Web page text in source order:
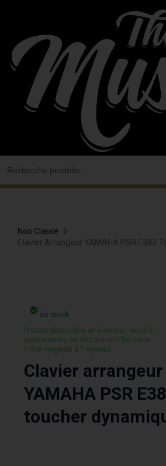
contenu
Non Classé
Clavier Arrangeur YAMAHA PSR E383
En stock
Produit disponible en livraison¹ sous 3
jours ouvrés, ou des aujourd’hui dans
notre magasin a Trégueux.
Clavier arrangeur
YAMAHA PSR
toucher